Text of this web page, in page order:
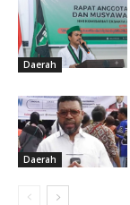
Daerah
Daerah